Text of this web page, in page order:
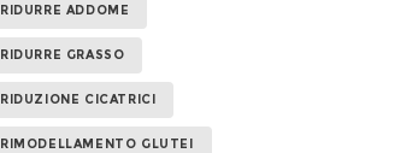
RIDURRE ADDOME
RIDURRE GRASSO
RIDUZIONE CICATRICI
RIMODELLAMENTO GLUTEI